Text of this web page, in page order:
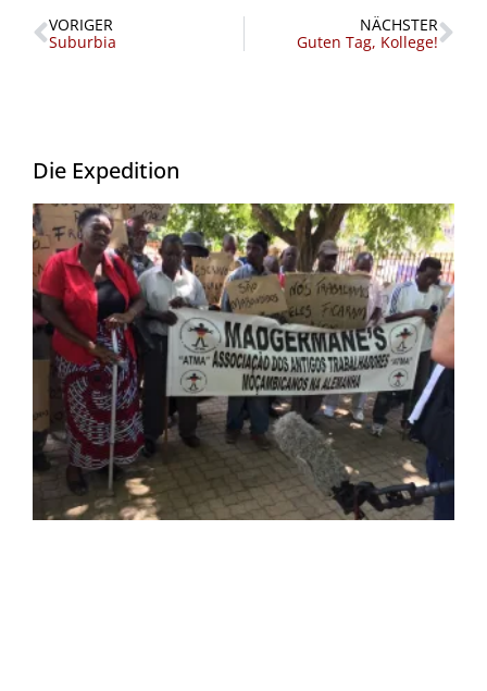
Zurück
VORIGER
Suburbia
NÄCHSTER
Guten Tag, Kollege!
Die Expedition